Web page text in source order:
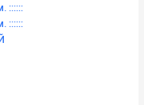
::::::
::::::